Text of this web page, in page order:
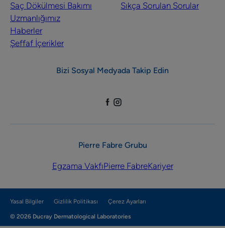
Saç Dökülmesi Bakımı
Uzmanlığımız
Haberler
Şeffaf İçerikler
Sıkça Sorulan Sorular
Bizi Sosyal Medyada Takip Edin
Pierre Fabre Grubu
Egzama VakfıPierre FabreKariyer
Yasal Bilgiler Gizlilik Politikası Çerez Ayarları
© 2026 Ducray Dermatological Laboratories